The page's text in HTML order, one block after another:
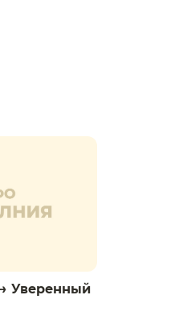
Уверенный